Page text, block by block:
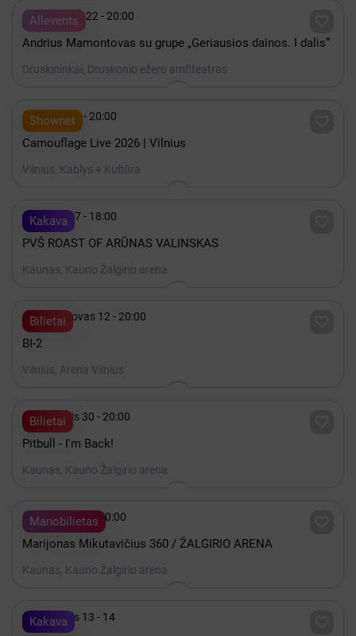
Allevents
 Rugpjūtis 22 - 20:00
Andrius Mamontovas su grupe „Geriausios dainos. I dalis“
Druskininkai, Druskonio ežero amfiteatras
Shownet
 Spalis 15 - 20:00
Camouflage Live 2026 | Vilnius
Vilnius, Kablys + Kultūra
Kakava
 Spalis 17 - 18:00
PVŠ ROAST OF ARŪNAS VALINSKAS
Kaunas, Kauno Žalgirio arena
Bilietai
 2027 Kovas 12 - 20:00
BI-2
Vilnius, Arena Vilnius
Bilietai
 Lapkritis 30 - 20:00
Pitbull - I'm Back!
Kaunas, Kauno Žalgirio arena
Manobilietas
 Gruodis 19 - 20:00
Marijonas Mikutavičius 360 / ŽALGIRIO ARENA
Kaunas, Kauno Žalgirio arena
Kakava
 Lapkritis 13 - 14